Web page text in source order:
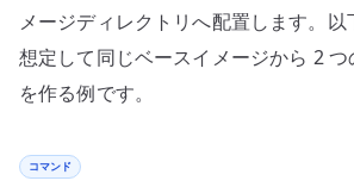
メージディレクトリへ配置します。以
想定して同じベースイメージから 2 つ
を作る例です。
コマンド